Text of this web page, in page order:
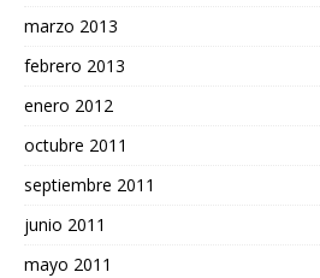
marzo 2013
febrero 2013
enero 2012
octubre 2011
septiembre 2011
junio 2011
mayo 2011